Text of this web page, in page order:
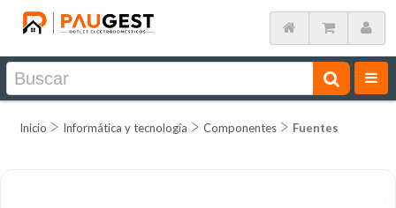
Inicio Informática y tecnología Componentes Fuentes